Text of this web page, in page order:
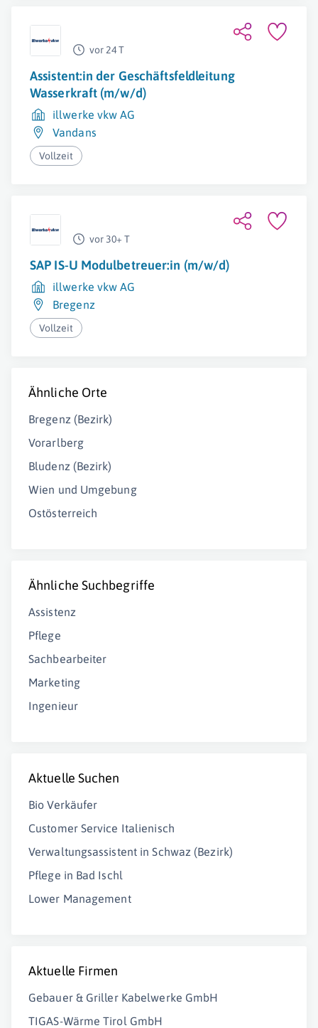
vor 24 T
Assistent:in der Geschäftsfeldleitung
Wasserkraft (m/w/d)
illwerke vkw AG
Vandans
Vollzeit
vor 30+ T
SAP IS-U Modulbetreuer:in (m/w/d)
illwerke vkw AG
Bregenz
Vollzeit
Ähnliche Orte
Bregenz (Bezirk)
Vorarlberg
Bludenz (Bezirk)
Wien und Umgebung
Ostösterreich
Ähnliche Suchbegriffe
Assistenz
Pflege
Sachbearbeiter
Marketing
Ingenieur
Aktuelle Suchen
Bio Verkäufer
Customer Service Italienisch
Verwaltungsassistent in Schwaz (Bezirk)
Pflege in Bad Ischl
Lower Management
Aktuelle Firmen
Gebauer & Griller Kabelwerke GmbH
TIGAS-Wärme Tirol GmbH